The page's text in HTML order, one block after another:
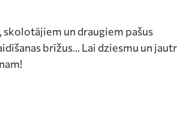
un draugiem pašus
brīžus... Lai dziesmu un